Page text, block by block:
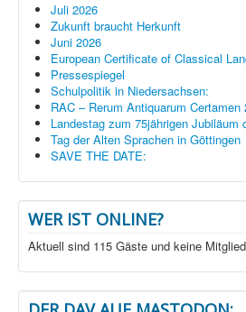
Juli 2026
Zukunft braucht Herkunft
Juni 2026
European Certificate of Classical
Pressespiegel
Schulpolitik in Niedersachsen:
RAC – Rerum Antiquarum Certamen
Landestag zum 75jährigen Jubiläum
Tag der Alten Sprachen in Göttingen
SAVE THE DATE:
WER IST ONLINE?
Aktuell sind 115 Gäste und keine